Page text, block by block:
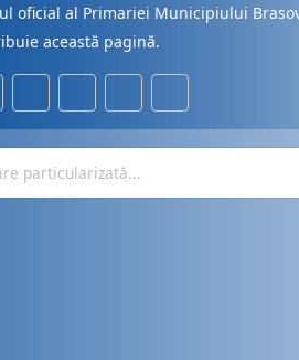
oficial al Primariei Municipiului
această pagină.